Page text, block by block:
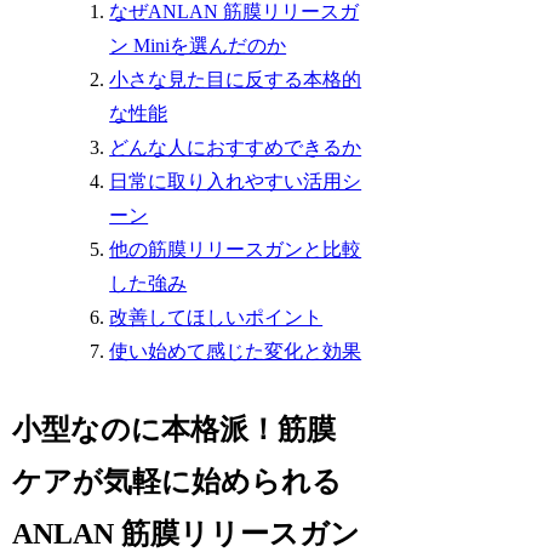
なぜANLAN 筋膜リリースガ
ン Miniを選んだのか
小さな見た目に反する本格的
な性能
どんな人におすすめできるか
日常に取り入れやすい活用シ
ーン
他の筋膜リリースガンと比較
した強み
改善してほしいポイント
使い始めて感じた変化と効果
小型なのに本格派！筋膜
ケアが気軽に始められる
ANLAN 筋膜リリースガン